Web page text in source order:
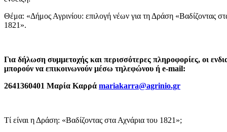
Θέμα: «Δήμος Αγρινίου: επιλογή νέων για τη Δράση «Βαδίζοντας
1821».
Για δήλωση συμμετοχής και περισσότερες πληροφορίες, οι
μπορούν να επικοινωνούν μέσω τηλεφώνου ή e-mail:
2641360401 Μαρία Καρρά mariakarra@agrinio.gr
Τί είναι η Δράση: «Βαδίζοντας στα Αχνάρια του 1821»;